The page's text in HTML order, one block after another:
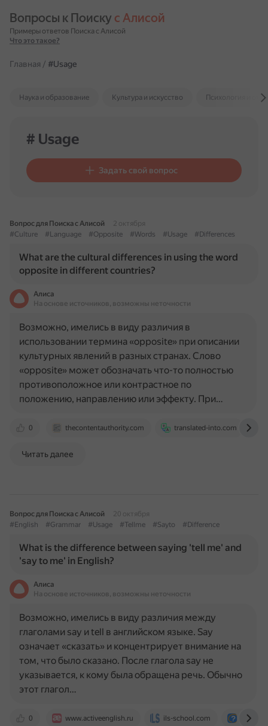
Вопросы к Поиску с Алисой
Примеры ответов Поиска с Алисой
Что это такое?
Главная / #Usage
Наука и образование Культура и искусство Психология и
# Usage
Задать свой вопрос
Вопрос для Поиска с Алисой
2 октября
#Culture
#Language #Opposite #Words #Usage #Differences
What are the cultural differences in using the word
opposite in different countries?
Алиса
На основе источников, возможны неточности
0 thecontentauthority.com translated-into.com
Возможно, имелись в виду различия в
использовании термина «opposite» при описании
культурных явлений в разных странах. Слово
«opposite» может обозначать что-то полностью
противоположное или контрастное по
положению, направлению или эффекту. При…
Читать далее
Вопрос для Поиска с Алисой
20 октября
#English
#Grammar #Usage #Tellme #Sayto #Difference
What is the difference between saying 'tell me' and
'say to me' in English?
Алиса
На основе источников, возможны неточности
0 www.activeenglish.ru ils-school.com
Возможно, имелись в виду различия между
глаголами say и tell в английском языке. Say
означает «сказать» и концентрирует внимание на
том, что было сказано. После глагола say не
указывается, к кому была обращена речь. Обычно
этот глагол…